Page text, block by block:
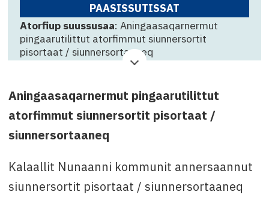
PAASISSUTISSAT
Atorfiup suussusaa: Aningaasaqarnermut
pingaarutilittut atorfimmut siunnersortit
pisortaat / siunnersortaaneq
Qinnuteqarfissamut killigititaq : juulip 28.-at,
2025
Attavissaq: Hans Severin Berg, oqarasuaat
sebe@sermersooq.gl
Aningaasaqarnermut pingaarutilittut
atorfimmut siunnersortit pisortaat /
siunnersortaaneq
Kalaallit Nunaanni kommunit annersaannut
siunnersortit pisortaat / siunnersortaaneq